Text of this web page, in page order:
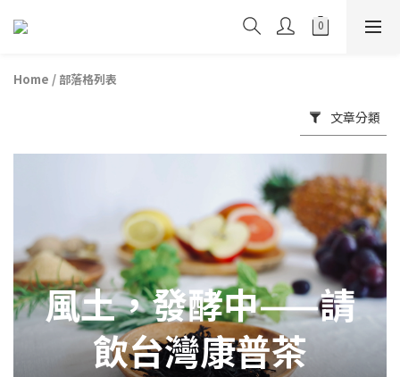
Home / 部落格列表
文章分類
風土，發酵中——請
飲台灣康普茶